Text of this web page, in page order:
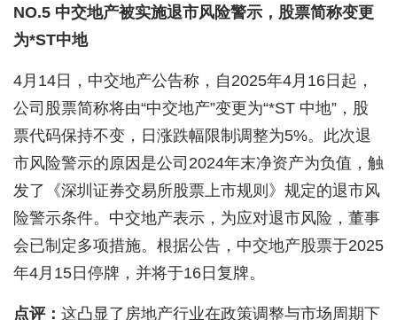
NO.5 中交地产被实施退市风险警示，股票简称变更
为*ST中地
4月14日，中交地产公告称，自2025年4月16日起，
公司股票简称将由“中交地产”变更为“*ST 中地”，股
票代码保持不变，日涨跌幅限制调整为5%。此次退
市风险警示的原因是公司2024年末净资产为负值，触
发了《深圳证券交易所股票上市规则》规定的退市风
险警示条件。中交地产表示，为应对退市风险，董事
会已制定多项措施。根据公告，中交地产股票于2025
年4月15日停牌，并将于16日复牌。
点评： 这凸显了房地产行业在政策调整与市场周期下